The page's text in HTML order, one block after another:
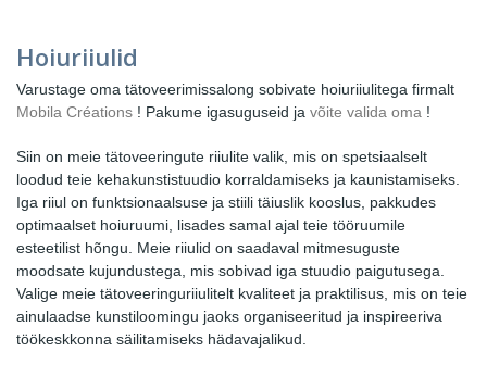
Hoiuriiulid
Varustage oma tätoveerimissalong sobivate hoiuriiulitega firmalt
Mobila Créations ! Pakume igasuguseid ja võite valida oma !
Siin on meie tätoveeringute riiulite valik, mis on spetsiaalselt
loodud teie kehakunstistuudio korraldamiseks ja kaunistamiseks.
Iga riiul on funktsionaalsuse ja stiili täiuslik kooslus, pakkudes
optimaalset hoiuruumi, lisades samal ajal teie tööruumile
esteetilist hõngu. Meie riiulid on saadaval mitmesuguste
moodsate kujundustega, mis sobivad iga stuudio paigutusega.
Valige meie tätoveeringuriiulitelt kvaliteet ja praktilisus, mis on teie
ainulaadse kunstiloomingu jaoks organiseeritud ja inspireeriva
töökeskkonna säilitamiseks hädavajalikud.